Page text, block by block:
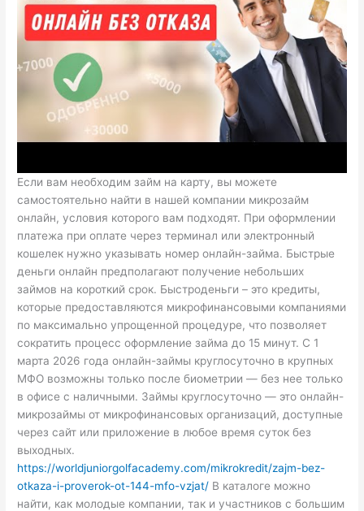
Если вам необходим займ на карту, вы можете
самостоятельно найти в нашей компании микрозайм
онлайн, условия которого вам подходят. При оформлении
платежа при оплате через терминал или электронный
кошелек нужно указывать номер онлайн-займа. Быстрые
деньги онлайн предполагают получение небольших
займов на короткий срок. Быстроденьги – это кредиты,
которые предоставляются микрофинансовыми компаниями
по максимально упрощенной процедуре, что позволяет
сократить процесс оформление займа до 15 минут. С 1
марта 2026 года онлайн-займы круглосуточно в крупных
МФО возможны только после биометрии — без нее только
в офисе с наличными. Займы круглосуточно — это онлайн-
микрозаймы от микрофинансовых организаций, доступные
через сайт или приложение в любое время суток без
выходных.
https://worldjuniorgolfacademy.com/mikrokredit/zajm-bez-
otkaza-i-proverok-ot-144-mfo-vzjat/ В каталоге можно
найти, как молодые компании, так и участников с большим